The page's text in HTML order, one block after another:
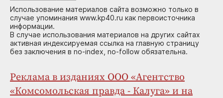
Использование материалов сайта возможно только в
случае упоминания www.kp40.ru как первоисточника
информации.
В случае использования материалов на других сайтах
активная индексируемая ссылка на главную страницу
без заключения в no-index, no-follow обязательна.
Реклама в изданиях ООО «Агентство
«Комсомольская правда - Калуга» и на